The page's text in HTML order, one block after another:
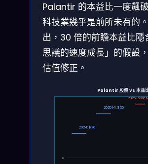
Palantir 的本益比一度飆
科技業幾乎是前所未有的
出，30 倍的前瞻本益比
思議的速度成長」的假設
估值修正。
Palantir 股價 vs 本
0
2024: $20
2025 H1: $35
2025 Peak: